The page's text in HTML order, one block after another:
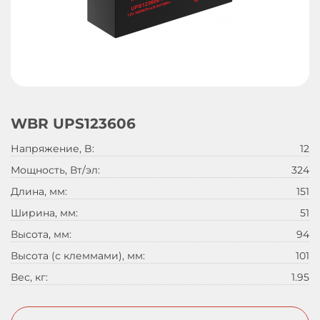
WBR UPS123606
Напряжение, B:
12
Мощность, Вт/эл:
324
Длина, мм:
151
Ширина, мм:
51
Высота, мм:
94
Высота (с клеммами), мм:
101
Вес, кг:
1.95